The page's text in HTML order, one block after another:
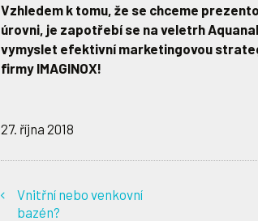
Vzhledem k tomu, že se chceme
úrovni, je zapotřebí se na veletrh
vymyslet efektivní marketingovou
firmy IMAGINOX!
27. října 2018
Vnitřní nebo venkovní
bazén?